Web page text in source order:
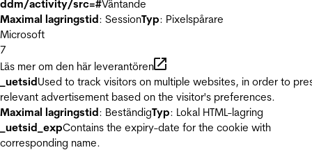
ddm/activity/src=#Väntande
Maximal lagringstid: SessionTyp: Pixelspårare
Microsoft
7
Läs mer om den här leverantören
_uetsidUsed to track visitors on multiple websites, in order to
relevant advertisement based on the visitor's preferences.
Maximal lagringstid: BeständigTyp: Lokal HTML-lagring
_uetsid_expContains the expiry-date for the cookie with
corresponding name.